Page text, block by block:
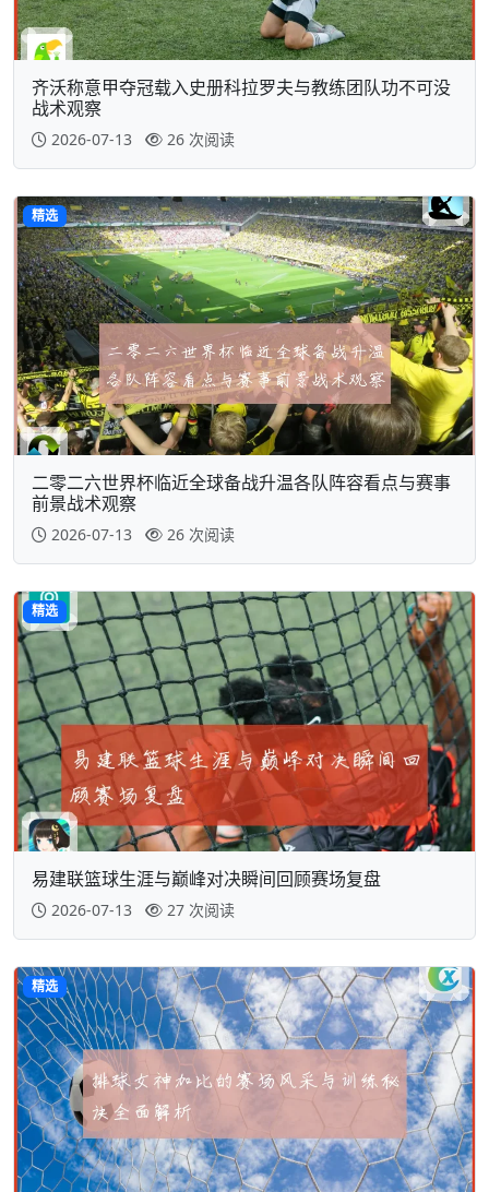
齐沃称意甲夺冠载入史册科拉罗夫与教练团队功不可没
战术观察
2026-07-13 26 次阅读
精选
二零二六世界杯临近全球备战升温各队阵容看点与赛事
前景战术观察
2026-07-13 26 次阅读
精选
易建联篮球生涯与巅峰对决瞬间回顾赛场复盘
2026-07-13 27 次阅读
精选